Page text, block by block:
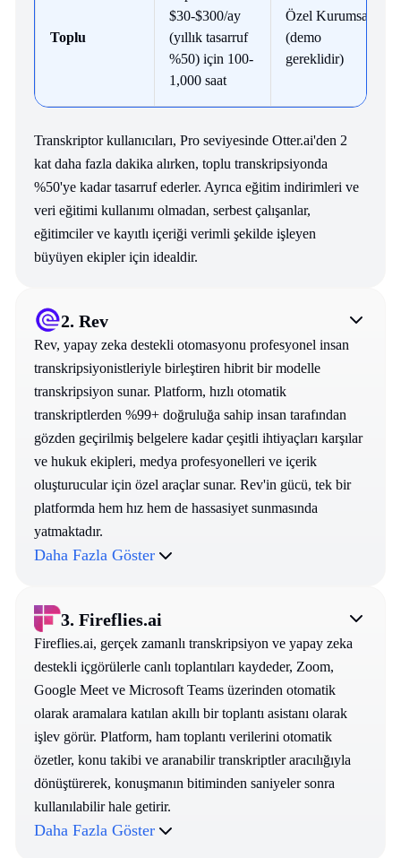
Toplu
$30-$300/ay
(yıllık tasarruf
%50) için 100-
1,000 saat ​
Özel Kurumsal
(demo
gereklidir)
Transkriptor kullanıcıları, Pro seviyesinde Otter.ai'den 2
kat daha fazla dakika alırken, toplu transkripsiyonda
%50'ye kadar tasarruf ederler. Ayrıca eğitim indirimleri ve
veri eğitimi kullanımı olmadan, serbest çalışanlar,
eğitimciler ve kayıtlı içeriği verimli şekilde işleyen
büyüyen ekipler için idealdir.
2. Rev
Rev, yapay zeka destekli otomasyonu profesyonel insan
transkripsiyonistleriyle birleştiren hibrit bir modelle
transkripsiyon sunar. Platform, hızlı otomatik
transkriptlerden %99+ doğruluğa sahip insan tarafından
gözden geçirilmiş belgelere kadar çeşitli ihtiyaçları karşılar
ve hukuk ekipleri, medya profesyonelleri ve içerik
oluşturucular için özel araçlar sunar. Rev'in gücü, tek bir
platformda hem hız hem de hassasiyet sunmasında
yatmaktadır.
Daha Fazla Göster
3. Fireflies.ai
Fireflies.ai, gerçek zamanlı transkripsiyon ve yapay zeka
destekli içgörülerle canlı toplantıları kaydeder, Zoom,
Google Meet ve Microsoft Teams üzerinden otomatik
olarak aramalara katılan akıllı bir toplantı asistanı olarak
işlev görür. Platform, ham toplantı verilerini otomatik
özetler, konu takibi ve aranabilir transkriptler aracılığıyla
dönüştürerek, konuşmanın bitiminden saniyeler sonra
kullanılabilir hale getirir.
Daha Fazla Göster